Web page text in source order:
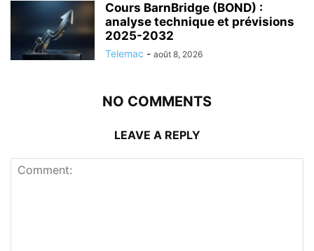
Cours BarnBridge (BOND) :
analyse technique et prévisions
2025-2032
Telemac - août 8, 2026
NO COMMENTS
LEAVE A REPLY